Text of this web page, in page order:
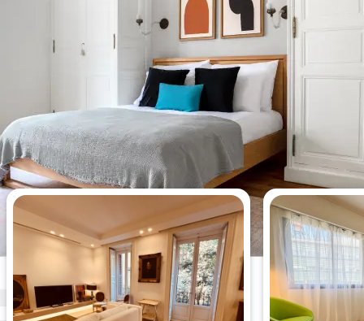
今週最も閲覧されたアパート